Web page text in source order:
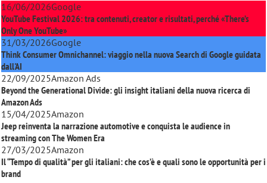
16/06/2026Google
YouTube Festival 2026: tra contenuti, creator e risultati, perché «There’s
Only One YouTube»
31/03/2026Google
Think Consumer Omnichannel: viaggio nella nuova Search di Google guidata
dall'AI
22/09/2025Amazon Ads
Beyond the Generational Divide: gli insight italiani della nuova ricerca di
Amazon Ads
15/04/2025Amazon
Jeep reinventa la narrazione automotive e conquista le audience in
streaming conThe Women Era
27/03/2025Amazon
Il “Tempo di qualità” per gli italiani: che cos’è e quali sono le opportunità per i
brand